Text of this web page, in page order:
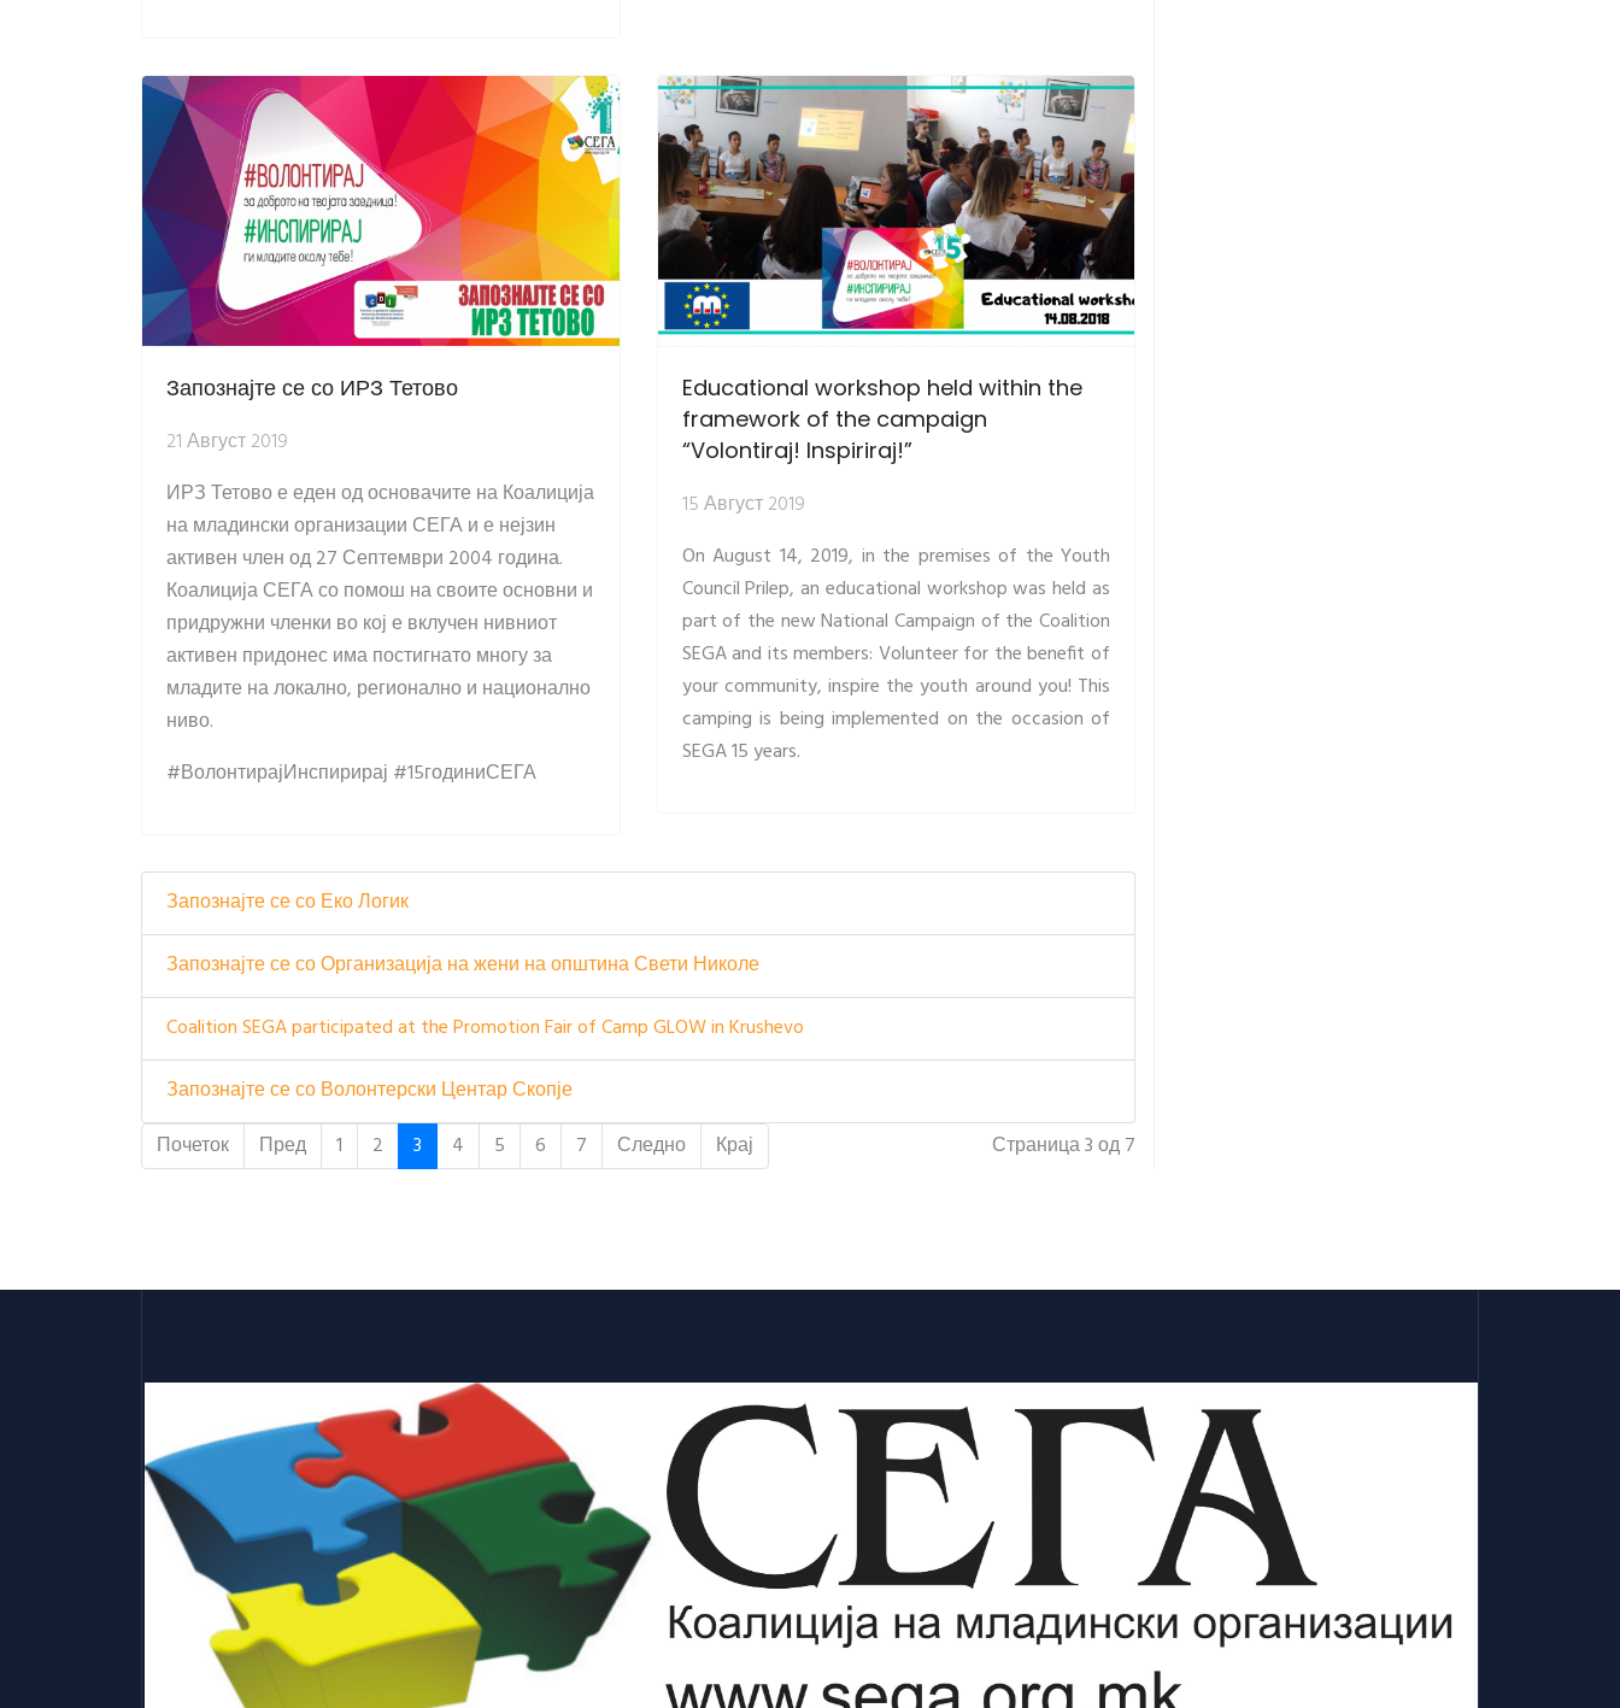
Запознајте се со ИРЗ Тетово
21 Август 2019
ИРЗ Тетово е еден од основачите на Коалиција
на младински организации СЕГА и е нејзин
активен член од 27 Септември 2004 година.
Коалиција СЕГА со помош на своите основни и
придружни членки во кој е вклучен нивниот
активен придонес има постигнато многу за
младите на локално, регионално и национално
ниво.
#ВолонтирајИнспирирај #15годиниСЕГА
Educational workshop held within the
framework of the campaign
“Volontiraj! Inspiriraj!”
15 Август 2019
On August 14, 2019, in the premises of the Youth
Council Prilep, an educational workshop was held as
part of the new National Campaign of the Coalition
SEGA and its members: Volunteer for the benefit of
your community, inspire the youth around you! This
camping is being implemented on the occasion of
SEGA 15 years.
Запознајте се со Еко Логик
Запознајте се со Организација на жени на општина Свети Николе
Coalition SEGA participated at the Promotion Fair of Camp GLOW in Krushevo
Запознајте се со Волонтерски Центар Скопје
Почеток
Пред 1 2 3 4 5 6 7 Следно Крај Страница 3 од 7